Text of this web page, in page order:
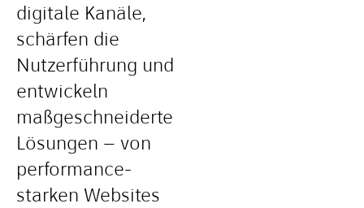
digitale Kanäle,
schärfen die
Nutzerführung und
entwickeln
maßgeschneiderte
Lösungen – von
performance-
starken Websites